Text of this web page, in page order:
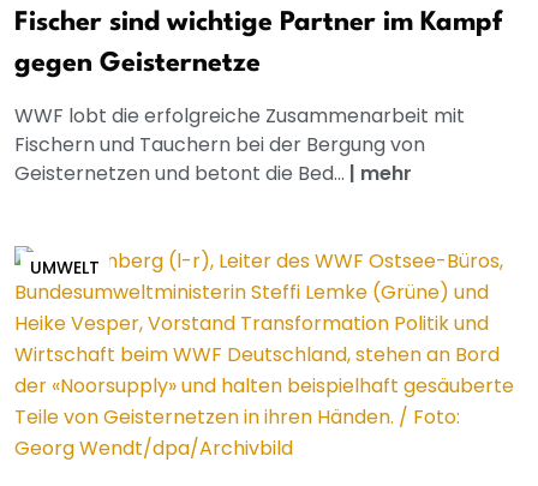
Fischer sind wichtige Partner im Kampf
gegen Geisternetze
WWF lobt die erfolgreiche Zusammenarbeit mit
Fischern und Tauchern bei der Bergung von
Geisternetzen und betont die Bed... | mehr
UMWELT